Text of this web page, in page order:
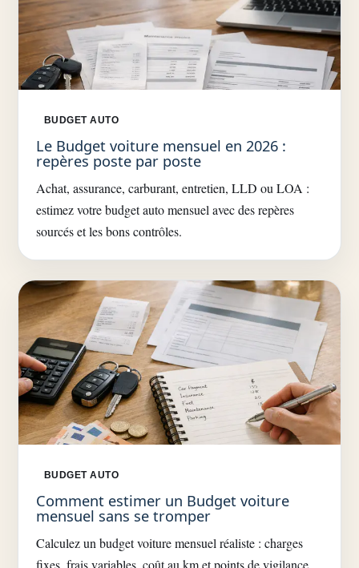
BUDGET AUTO
Le Budget voiture mensuel en 2026 :
repères poste par poste
Achat, assurance, carburant, entretien, LLD ou LOA :
estimez votre budget auto mensuel avec des repères
sourcés et les bons contrôles.
BUDGET AUTO
Comment estimer un Budget voiture
mensuel sans se tromper
Calculez un budget voiture mensuel réaliste : charges
fixes, frais variables, coût au km et points de vigilance